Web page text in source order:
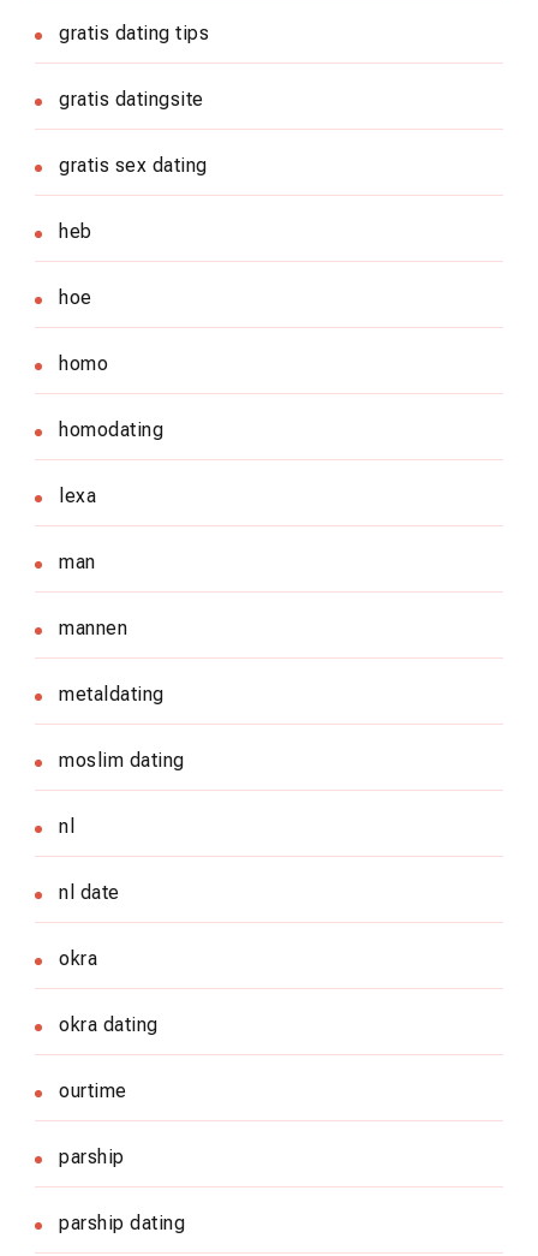
gratis dating tips
gratis datingsite
gratis sex dating
heb
hoe
homo
homodating
lexa
man
mannen
metaldating
moslim dating
nl
nl date
okra
okra dating
ourtime
parship
parship dating